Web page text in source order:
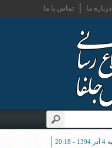
تماس با ما درباره ما